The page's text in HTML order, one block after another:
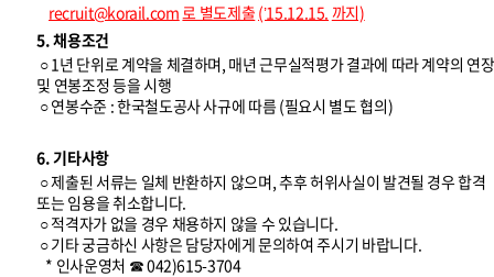
recruit@korail.com로 별도제출 (’15.12.15. 까지)
5. 채용조건
○ 1년 단위로 계약을 체결하며, 매년 근무실적평가 결과에 따라 계약의 연장
및 연봉조정 등을 시행
○ 연봉수준 : 한국철도공사 사규에 따름 (필요시 별도 협의)
6. 기타사항
○ 제출된 서류는 일체 반환하지 않으며, 추후 허위사실이 발견될 경우 합격
또는 임용을 취소합니다.
○ 적격자가 없을 경우 채용하지 않을 수 있습니다.
○ 기타 궁금하신 사항은 담당자에게 문의하여 주시기 바랍니다.
* 인사운영처 ☎ 042)615-3704